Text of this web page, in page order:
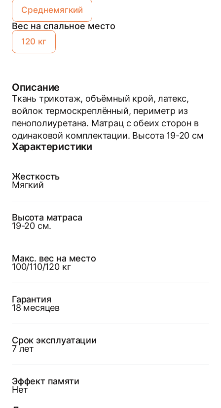
Среднемягкий
Вес на спальное место
120 кг
Описание
Ткань трикотаж, объёмный крой, латекс,
войлок термоскреплённый, периметр из
пенополиуретана. Матрац с обеих сторон в
одинаковой комплектации. Высота 19-20 см
Характеристики
Жесткость
Мягкий
Высота матраса
19-20 см.
Макс. вес на место
100/110/120 кг
Гарантия
18 месяцев
Срок эксплуатации
7 лет
Эффект памяти
Нет